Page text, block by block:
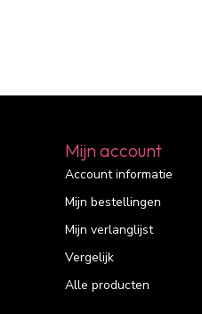
Mijn account
Account informatie
Mijn bestellingen
Mijn verlanglijst
Vergelijk
Alle producten